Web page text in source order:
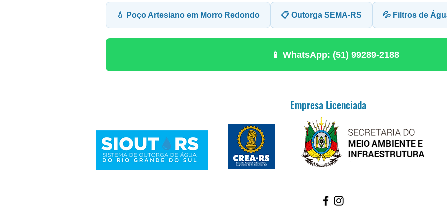
💧 Poço Artesiano em Morro Redondo 📋 Outorga SEMA-RS 💦 Filtros de
📱 WhatsApp: (51) 99289-2188
Empresa Licenciada